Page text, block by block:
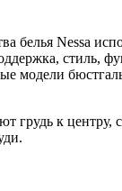
Nessa
стиль,
модели
грудь к